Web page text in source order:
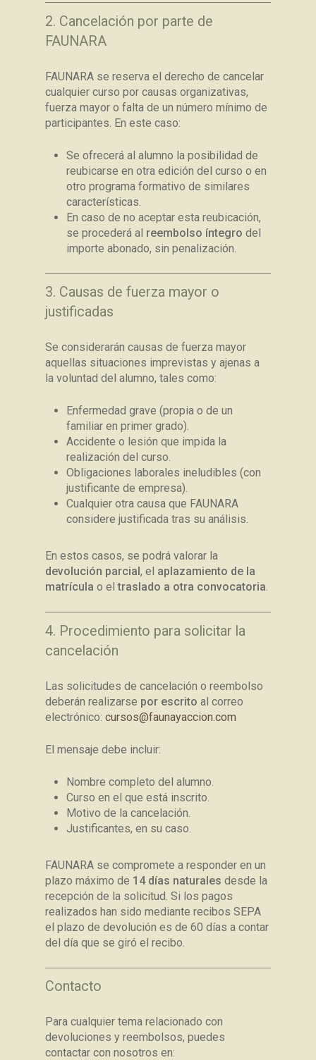
2. Cancelación por parte de
FAUNARA
FAUNARA se reserva el derecho de cancelar
cualquier curso por causas organizativas,
fuerza mayor o falta de un número mínimo de
participantes. En este caso:
Se ofrecerá al alumno la posibilidad de
reubicarse en otra edición del curso o en
otro programa formativo de similares
características.
En caso de no aceptar esta reubicación,
se procederá al reembolso íntegro del
importe abonado, sin penalización.
3. Causas de fuerza mayor o
justificadas
Se considerarán causas de fuerza mayor
aquellas situaciones imprevistas y ajenas a
la voluntad del alumno, tales como:
Enfermedad grave (propia o de un
familiar en primer grado).
Accidente o lesión que impida la
realización del curso.
Obligaciones laborales ineludibles (con
justificante de empresa).
Cualquier otra causa que FAUNARA
considere justificada tras su análisis.
En estos casos, se podrá valorar la
devolución parcial, el aplazamiento de la
matrícula o eltraslado a otra convocatoria.
4. Procedimiento para solicitar la
cancelación
Las solicitudes de cancelación o reembolso
deberán realizarse por escrito al correo
electrónico:cursos@faunayaccion.com
El mensaje debe incluir:
Nombre completo del alumno.
Curso en el que está inscrito.
Motivo de la cancelación.
Justificantes, en su caso.
FAUNARA se compromete a responder en un
plazo máximo de 14días naturales desde la
recepción de la solicitud. Si los pagos
realizados han sido mediante recibos SEPA
el plazo de devolución es de 60 días a contar
del día que se giró el recibo.
Contacto
Para cualquier tema relacionado con
devoluciones y reembolsos, puedes
contactar con nosotros en: